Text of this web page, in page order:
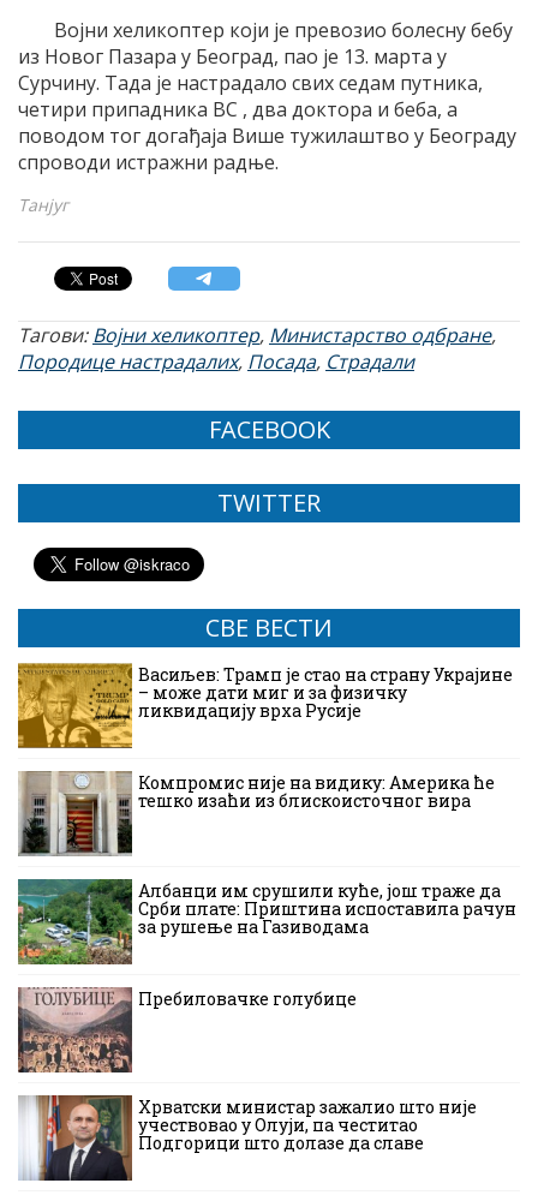
Војни хеликоптер који је превозио болесну бебу
из Новог Пазара у Београд, пао је 13. марта у
Сурчину. Тада је настрадало свих седам путника,
четири припадника ВС , два доктора и беба, а
поводом тог догађаја Више тужилаштво у Београду
спроводи истражни радње.
Танјуг
Тагови:Војни хеликоптер, Министарство одбране,
Породице настрадалих, Посада, Страдали
FACEBOOK
TWITTER
СВЕ ВЕСТИ
Васиљев: Трамп је стао на страну Украјине
– може дати миг и за физичку
ликвидацију врха Русије
Компромис није на видику: Америка ће
тешко изаћи из блискоисточног вира
Албанци им срушили куће, још траже да
Срби плате: Приштина испоставила рачун
за рушење на Газиводама
Пребиловачке голубице
Хрватски министар зажалио што није
учествовао у Олуји, па честитао
Подгорици што долазе да славе